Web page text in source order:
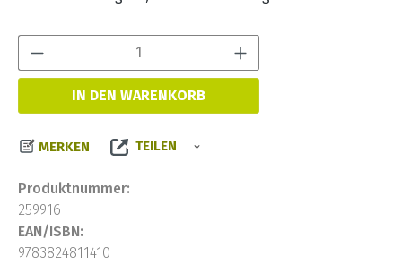
IN DEN WARENKORB
MERKEN TEILEN
Produktnummer:
259916
EAN/ISBN:
9783824811410